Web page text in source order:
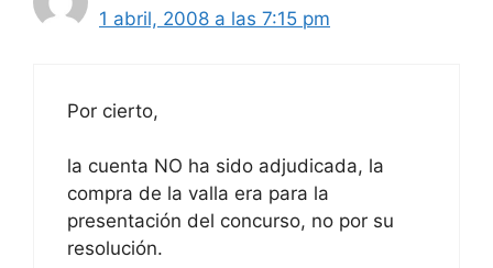
1 abril, 2008 a las 7:15 pm
Por cierto,
la cuenta NO ha sido adjudicada, la
compra de la valla era para la
presentación del concurso, no por su
resolución.